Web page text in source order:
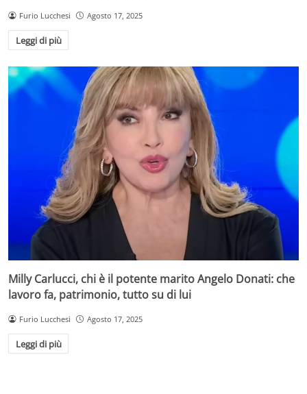
Furio Lucchesi Agosto 17, 2025
Leggi di più
Milly Carlucci, chi è il potente marito Angelo Donati: che
lavoro fa, patrimonio, tutto su di lui
Furio Lucchesi Agosto 17, 2025
Leggi di più